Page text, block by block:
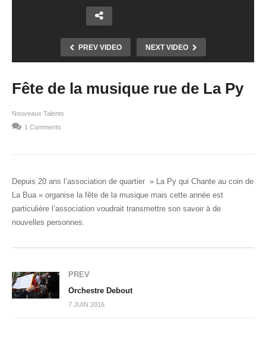
PREV VIDEO NEXT VIDEO
Fête de la musique rue de La Py
Nouveaux Talents
1 Comments
Depuis 20 ans l’association de quartier » La Py qui Chante au coin de
La Bua » organise la fête de la musique mais cette année est
particulière l’association voudrait transmettre son savoir à de
nouvelles personnes.
PREV
Orchestre Debout
7 JUIN 2016